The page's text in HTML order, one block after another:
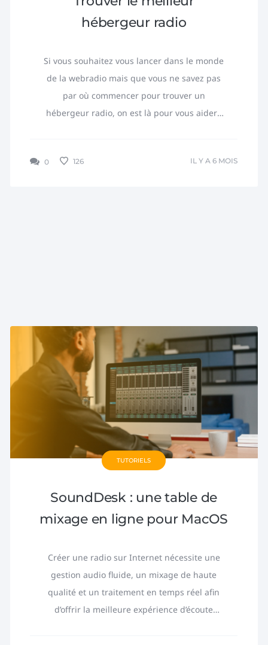
hébergeur radio
Si vous souhaitez vous lancer dans le monde
de la webradio mais que vous ne savez pas
par où commencer pour trouver un
hébergeur radio, on est là pour vous aider !
0 126 IL Y A 6 MOIS
TUTORIELS
SoundDesk : une table de
mixage en ligne pour MacOS
Créer une radio sur Internet nécessite une
gestion audio fluide, un mixage de haute
qualité et un traitement en temps réel afin
d’offrir la meilleure expérience d’écoute